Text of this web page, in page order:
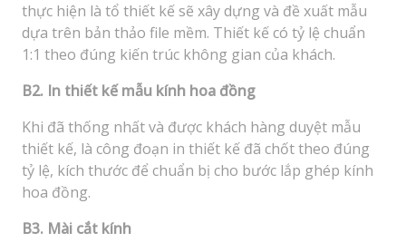
thực hiện là tổ thiết kế sẽ xây dựng và đề xuất mẫu
dựa trên bản thảo file mềm. Thiết kế có tỷ lệ chuẩn
1:1 theo đúng kiến trúc không gian của khách.
B2. In thiết kế mẫu kính hoa đồng
Khi đã thống nhất và được khách hàng duyệt mẫu
thiết kế, là công đoạn in thiết kế đã chốt theo đúng
tỷ lệ, kích thước để chuẩn bị cho bước lắp ghép kính
hoa đồng.
B3. Mài cắt kính